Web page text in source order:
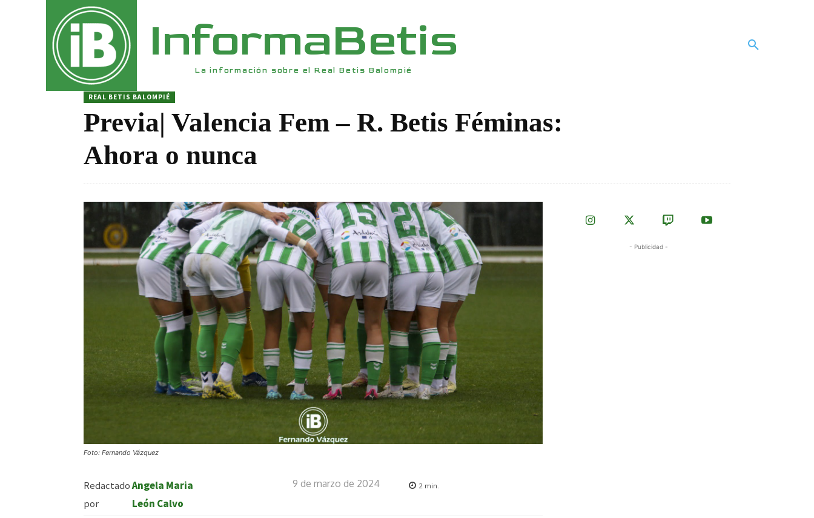
InformaBetis
La información sobre el Real Betis Balompié
REAL BETIS BALOMPIÉ
Previa| Valencia Fem – R. Betis Féminas:
Ahora o nunca
Foto: Fernando Vázquez
Redactado
por
Angela Maria
León Calvo
9 de marzo de 2024 2 min.
- Publicidad -